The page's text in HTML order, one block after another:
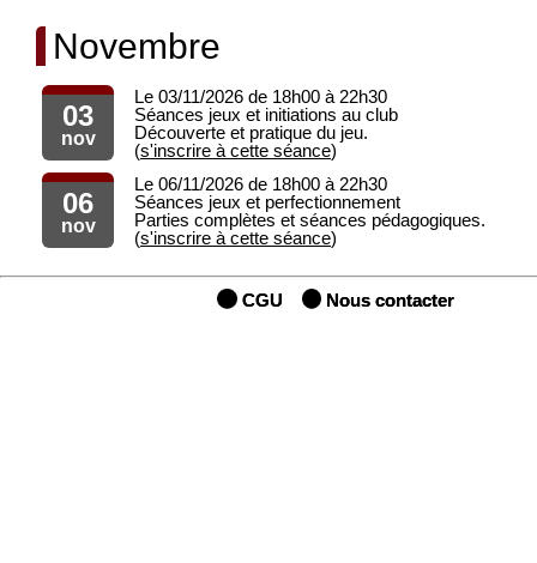
Novembre
03
nov
Le 03/11/2026 de 18h00 à 22h30
Séances jeux et initiations au club
Découverte et pratique du jeu.
(s'inscrire à cette séance)
06
nov
Le 06/11/2026 de 18h00 à 22h30
Séances jeux et perfectionnement
Parties complètes et séances pédagogiques.
(s'inscrire à cette séance)
CGU Nous contacter